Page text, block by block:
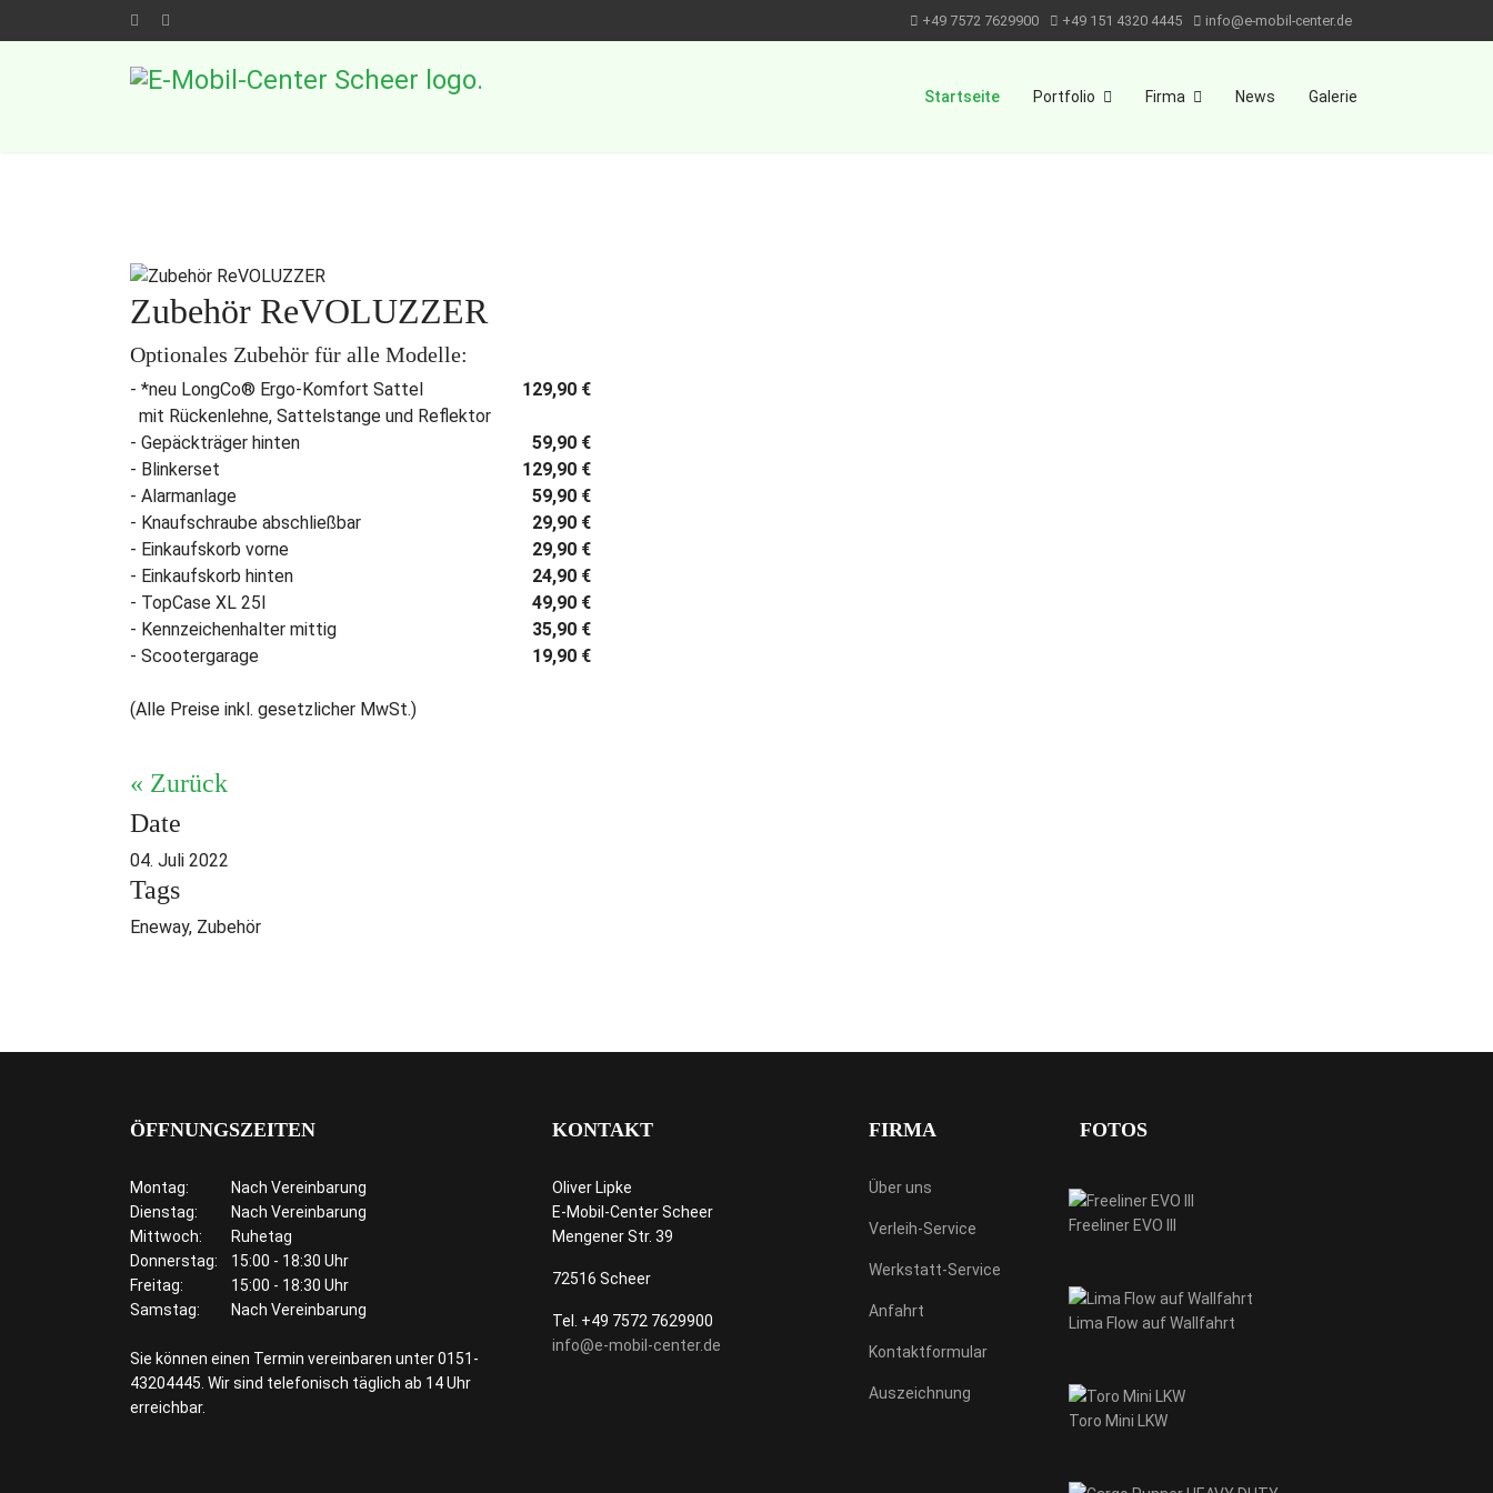
+49 7572 7629900 +49 151 4320 4445 info@e-mobil-center.de
Startseite Portfolio Firma News Galerie
Zubehör ReVOLUZZER
Optionales Zubehör für alle Modelle:
- *neu LongCo® Ergo-Komfort Sattel
mit Rückenlehne, Sattelstange und Reflektor
129,90 €
- Gepäckträger hinten
59,90 €
- Blinkerset
129,90 €
- Alarmanlage
59,90 €
- Knaufschraube abschließbar
29,90 €
- Einkaufskorb vorne
29,90 €
- Einkaufskorb hinten
24,90 €
- TopCase XL 25l
49,90 €
- Kennzeichenhalter mittig
35,90 €
- Scootergarage
19,90 €
(Alle Preise inkl. gesetzlicher MwSt.)
« Zurück
Date
04. Juli 2022
Tags
Eneway, Zubehör
ÖFFNUNGSZEITEN
Montag:
Nach Vereinbarung
Dienstag:
Nach Vereinbarung
Mittwoch:
Ruhetag
Donnerstag: 15:00 - 18:30 Uhr
Freitag:
15:00 - 18:30 Uhr
Samstag:
Nach Vereinbarung
Sie können einen Termin vereinbaren unter 0151-
43204445. Wir sind telefonisch täglich ab 14 Uhr
erreichbar.
KONTAKT
Oliver Lipke
E-Mobil-Center Scheer
Mengener Str. 39
72516 Scheer
Tel. +49 7572 7629900
info@e-mobil-center.de
FIRMA
Über uns
Verleih-Service
Werkstatt-Service
Anfahrt
Kontaktformular
Auszeichnung
FOTOS
Freeliner EVO III
Lima Flow auf Wallfahrt
Toro Mini LKW